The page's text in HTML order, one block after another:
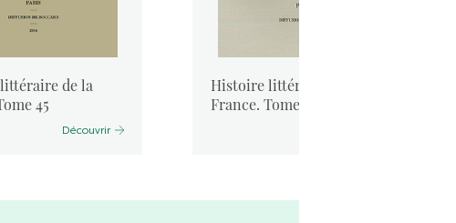
de la
45
Découvrir
Histoire littéraire de la
France. Tome 44